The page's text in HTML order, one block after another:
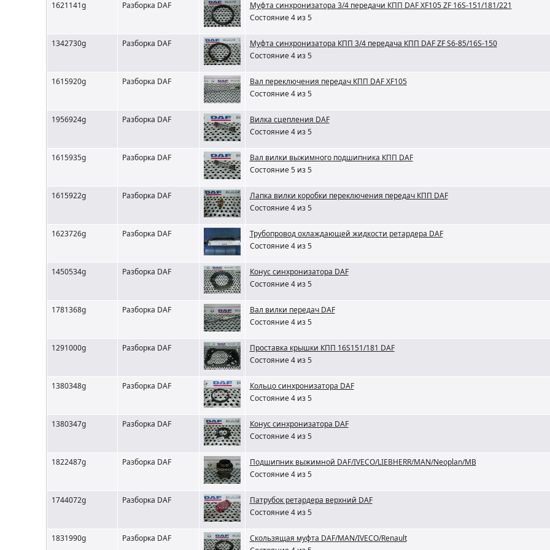
1621141g Разборка DAF
Муфта синхронизатора 3/4 передачи КПП DAF XF105 ZF 16S-151/181/221
Состояние 4 из 5
1342730g Разборка DAF
Муфта синхронизатора КПП 3/4 передача КПП DAF ZF S6-85/16S-150
Состояние 4 из 5
1615920g Разборка DAF
Вал переключения передач КПП DAF XF105
Состояние 4 из 5
1956924g Разборка DAF
Вилка сцепления DAF
Состояние 4 из 5
1615935g Разборка DAF
Вал вилки выжимного подшипника КПП DAF
Состояние 5 из 5
1615922g Разборка DAF
Лапка вилки коробки переключения передач КПП DAF
Состояние 4 из 5
1623726g Разборка DAF
Трубопровод охлаждающей жидкости ретардера DAF
Состояние 4 из 5
1450534g Разборка DAF
Конус синхронизатора DAF
Состояние 4 из 5
1781368g Разборка DAF
Вал вилки передач DAF
Состояние 4 из 5
1291000g Разборка DAF
Проставка крышки КПП 16S151/181 DAF
Состояние 4 из 5
1380348g Разборка DAF
Кольцо синхронизатора DAF
Состояние 4 из 5
1380347g Разборка DAF
Конус синхронизатора DAF
Состояние 4 из 5
1822487g Разборка DAF
Подшипник выжимной DAF/IVECO/LIEBHERR/MAN/Neoplan/MB
Состояние 4 из 5
1744072g Разборка DAF
Патрубок ретардера верхний DAF
Состояние 4 из 5
1831990g Разборка DAF
Скользящая муфта DAF/MAN/IVECO/Renault